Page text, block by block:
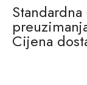
Cijena